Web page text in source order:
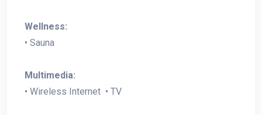
Wellness:
• Sauna
Multimedia:
• Wireless Internet • TV